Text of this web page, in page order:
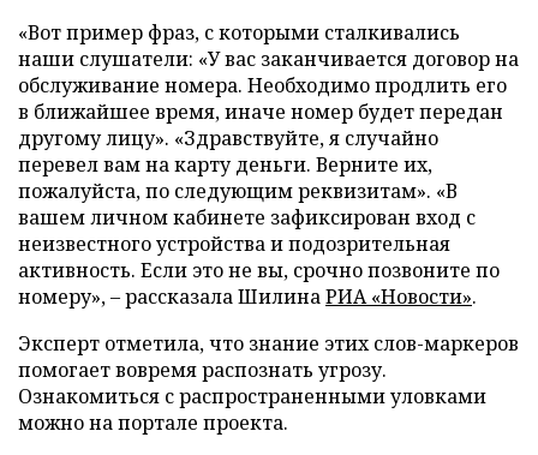
«Вот пример фраз, с которыми сталкивались
наши слушатели: «У вас заканчивается договор на
обслуживание номера. Необходимо продлить его
в ближайшее время, иначе номер будет передан
другому лицу». «Здравствуйте, я случайно
перевел вам на карту деньги. Верните их,
пожалуйста, по следующим реквизитам». «В
вашем личном кабинете зафиксирован вход с
неизвестного устройства и подозрительная
активность. Если это не вы, срочно позвоните по
номеру», – рассказала ШилинаРИА «Новости».
Эксперт отметила, что знание этих слов-маркеров
помогает вовремя распознать угрозу.
Ознакомиться с распространенными уловками
можно на портале проекта.